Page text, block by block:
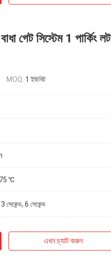
সিস্টেম 1 পার্কিং লট
MOQ: 1 ইউনিট
℃
সেকেন্ড, 6 সেকেন্ড
এখন চ্যাট করুন